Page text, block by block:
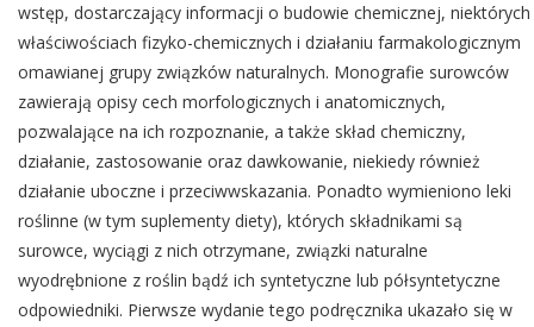
wstęp, dostarczający informacji o budowie chemicznej, niektórych
właściwościach fizyko-chemicznych i działaniu farmakologicznym
omawianej grupy związków naturalnych. Monografie surowców
zawierają opisy cech morfologicznych i anatomicznych,
pozwalające na ich rozpoznanie, a także skład chemiczny,
działanie, zastosowanie oraz dawkowanie, niekiedy również
działanie uboczne i przeciwwskazania. Ponadto wymieniono leki
roślinne (w tym suplementy diety), których składnikami są
surowce, wyciągi z nich otrzymane, związki naturalne
wyodrębnione z roślin bądź ich syntetyczne lub półsyntetyczne
odpowiedniki. Pierwsze wydanie tego podręcznika ukazało się w